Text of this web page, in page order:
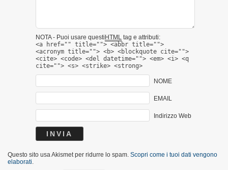
NOTA - Puoi usare questiHTML tag e attributi:
<a href="" title=""> <abbr title="">
<acronym title=""> <b> <blockquote cite="">
<cite> <code> <del datetime=""> <em> <i> <q
cite=""> <s> <strike> <strong>
NOME
EMAIL
Indirizzo Web
Questo sito usa Akismet per ridurre lo spam. Scopri come i tuoi dati vengono
elaborati